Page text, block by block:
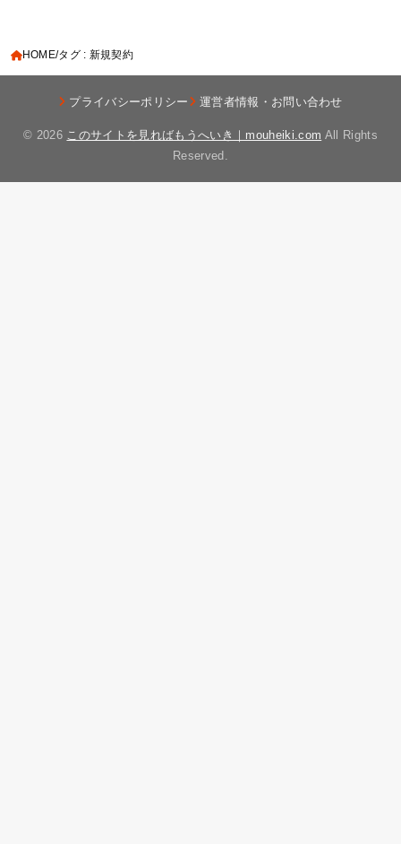
HOME タグ : 新規契約
プライバシーポリシー 運営者情報・お問い合わせ
© 2026 このサイトを見ればもうへいき｜mouheiki.com All Rights
Reserved.